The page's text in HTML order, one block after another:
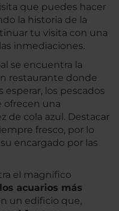
que puedes hacer
la historia de la
tu visita con una
inmediaciones.
se encuentra la
restaurante donde
los pescados
ofrecen una
de cola azul. Destacar
fresco, por lo
encargado por las
el magnífico
acuarios más
un edificio que,